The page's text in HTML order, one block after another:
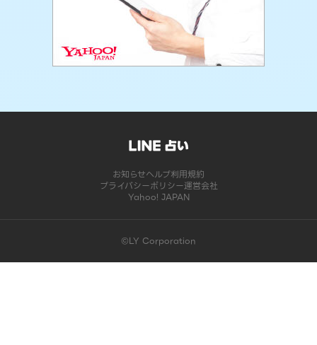
お知らせヘルプ利用規約
プライバシーポリシー運営会社
Yahoo! JAPAN
©LY Corporation
このコンテンツは掲載が終了しました | LINE占い